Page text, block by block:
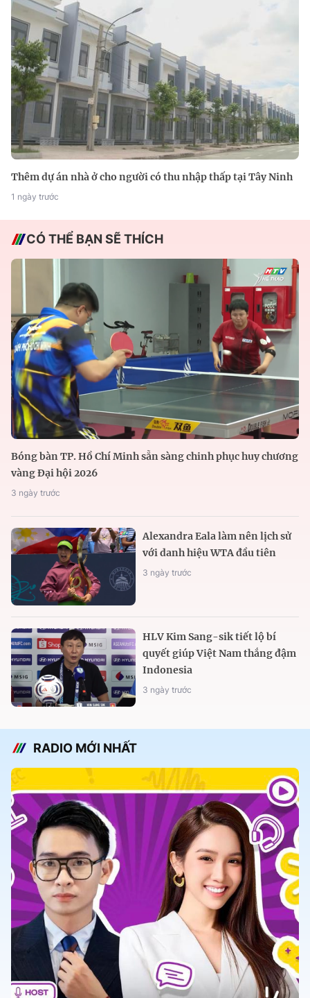
Thêm dự án nhà ở cho người có thu nhập thấp tại Tây Ninh
1 ngày trước
CÓ THỂ BẠN SẼ THÍCH
Bóng bàn TP. Hồ Chí Minh sẵn sàng chinh phục huy chương
vàng Đại hội 2026
3 ngày trước
Alexandra Eala làm nên lịch sử
với danh hiệu WTA đầu tiên
3 ngày trước
HLV Kim Sang-sik tiết lộ bí
quyết giúp Việt Nam thắng đậm
Indonesia
3 ngày trước
RADIO MỚI NHẤT